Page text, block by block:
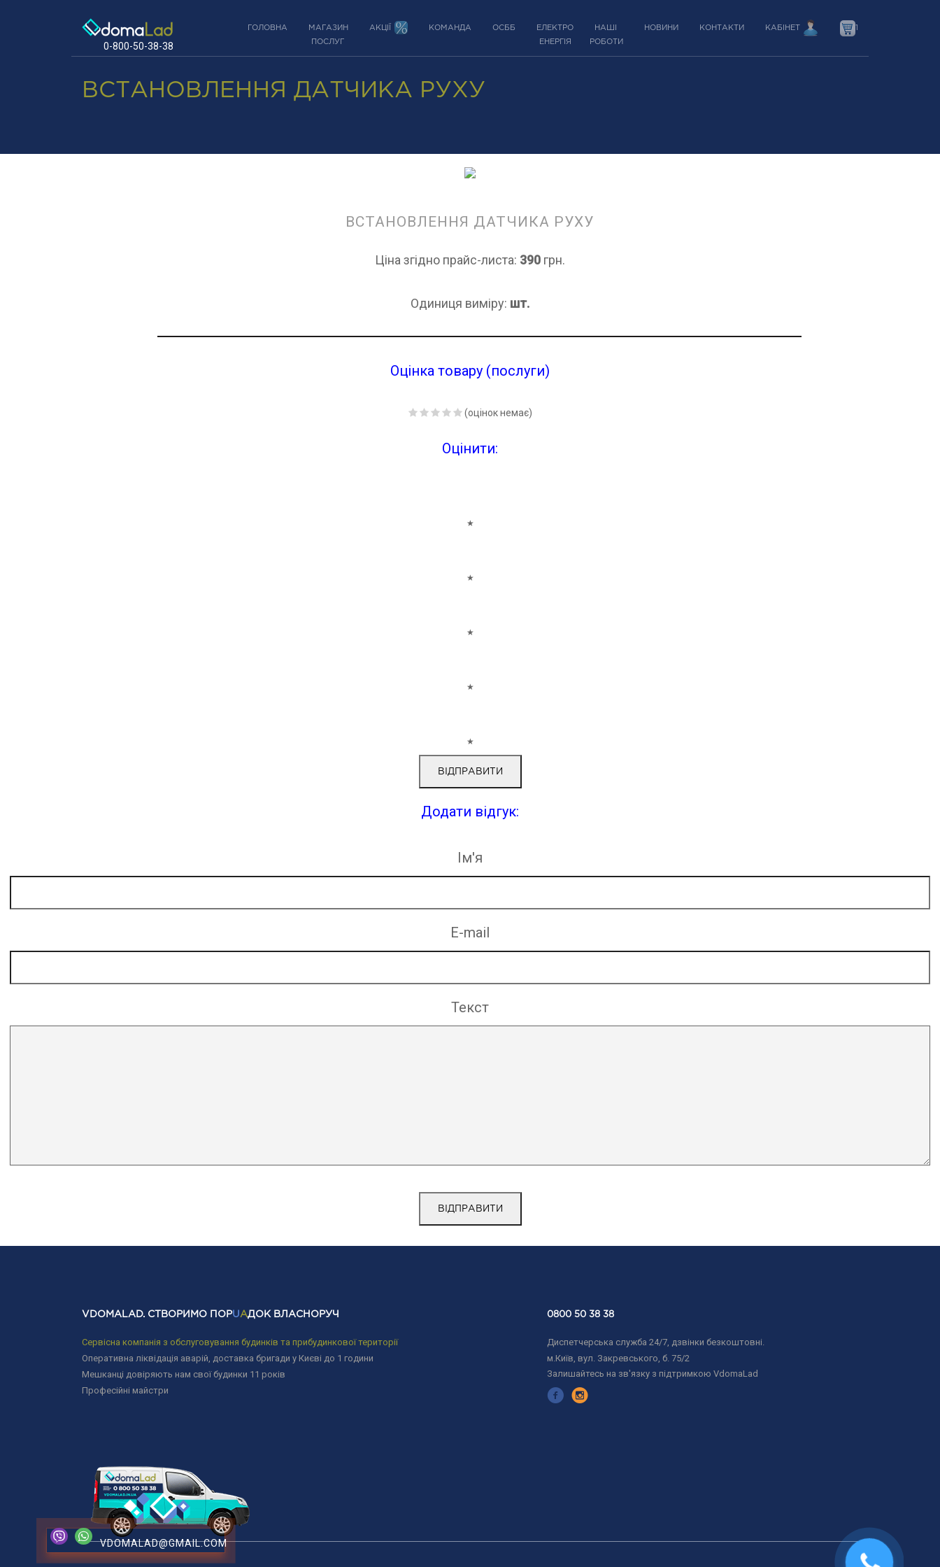
0-800-50-38-38
ГОЛОВНА
МАГАЗИН
ПОСЛУГ
АКЦІЇ КОМАНДА ОСББ
ЕЛЕКТРО
ЕНЕРГІЯ
НАШІ
РОБОТИ
НОВИНИ КОНТАКТИ КАБІНЕТ 1
ВСТАНОВЛЕННЯ ДАТЧИКА РУХУ
ВСТАНОВЛЕННЯ ДАТЧИКА РУХУ
Ціна згідно прайс-листа: 390 грн.
Одиниця виміру: шт.
Оцінка товару (послуги)
(оцінок немає)
Оцінити:
★
★
★
★
★
Додати відгук:
Ім'я
E-mail
Текст
VDOMALAD. СТВОРИМО ПОРUAДОК ВЛАСНОРУЧ
Сервісна компанія з обслуговування будинків та прибудинкової території
Оперативна ліквідація аварій, доставка бригади у Києві до 1 години
Мешканці довіряють нам свої будинки 11 років
Професійні майстри
0800 50 38 38
Диспетчерська служба 24/7, дзвінки безкоштовні.
м.Київ, вул. Закревського, б. 75/2
Залишайтесь на зв'язку з підтримкою VdomaLad
VDOMALAD@GMAIL.COM